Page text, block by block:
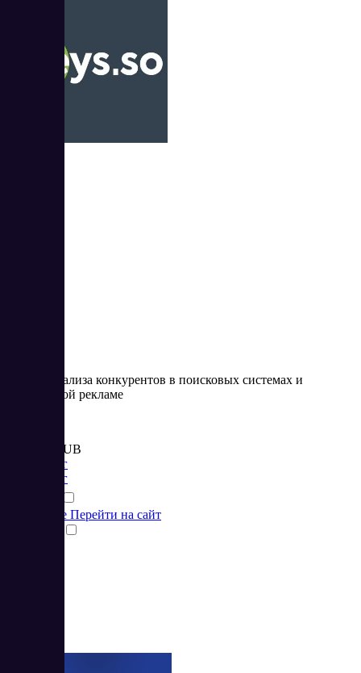
Сервис анализа конкурентов в поисковых системах и
контекстной рекламе
от 4 900 RUB
Маркетинг
Маркетинг
Подробнее Перейти на сайт